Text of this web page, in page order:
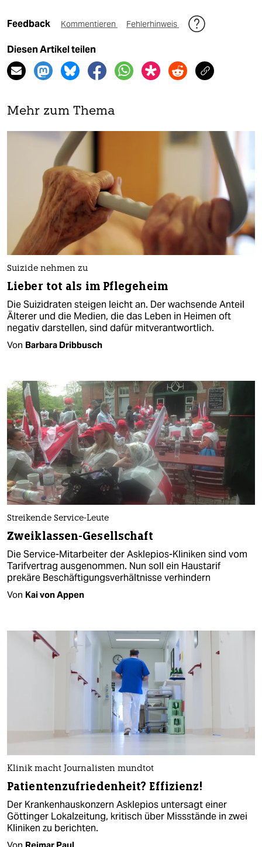
Feedback Kommentieren Fehlerhinweis
Diesen Artikel teilen
Mehr zum Thema
Suizide nehmen zu
Lieber tot als im Pflegeheim
Die Suizidraten steigen leicht an. Der wachsende Anteil
Älterer und die Medien, die das Leben in Heimen oft
negativ darstellen, sind dafür mitverantwortlich.
Von Barbara Dribbusch
Streikende Service-Leute
Zweiklassen-Gesellschaft
Die Service-Mitarbeiter der Asklepios-Kliniken sind vom
Tarifvertrag ausgenommen. Nun soll ein Haustarif
prekäre Beschäftigungsverhältnisse verhindern
Von Kai von Appen
Klinik macht Journalisten mundtot
Patientenzufriedenheit? Effizienz!
Der Krankenhauskonzern Asklepios untersagt einer
Göttinger Lokalzeitung, kritisch über Missstände in zwei
Kliniken zu berichten.
Von Reimar Paul